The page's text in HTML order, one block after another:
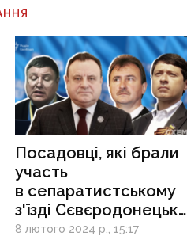
Посадовці, які брали
участь
в сепаратистському
з'їзді Сєвєродонецька,
нині працюють
8 лютого 2024 р., 15:17